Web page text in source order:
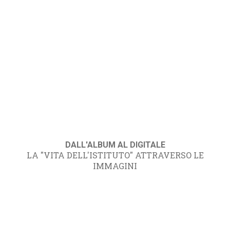
DALL'ALBUM AL DIGITALE
LA "VITA DELL'ISTITUTO" ATTRAVERSO LE
IMMAGINI